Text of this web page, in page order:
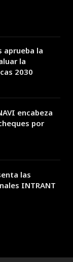
aprueba la
la
2030
encabeza
por
las
INTRANT